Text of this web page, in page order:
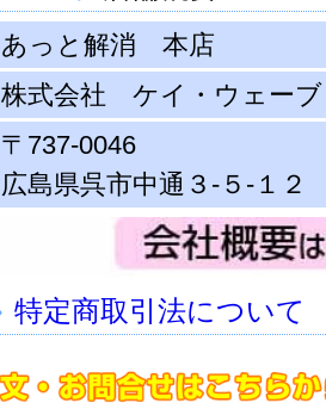
あっと解消 本店
株式会社 ケイ・ウェー
〒737-0046
広島県呉市中通３-５-１２
特定商取引法について